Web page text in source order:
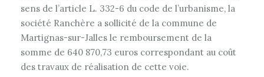
sens de l’article L. 332-6 du code de l’urbanisme, la
société Ranchère a sollicité de la commune de
Martignas-sur-Jalles le remboursement de la
somme de 640 870,73 euros correspondant au coût
des travaux de réalisation de cette voie.